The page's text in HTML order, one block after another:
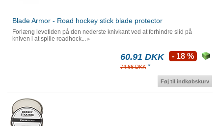
Blade Armor - Road hockey stick blade protector
Forlæng levetiden på den nederste knivkant ved at forhindre slid på
kniven i at spille roadhock...
60.91 DKK
74.66 DKK *
- 18 %
Føj til indkøbskurv